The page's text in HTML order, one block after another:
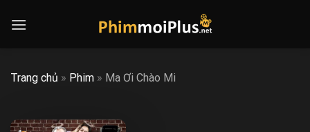
Trang chủ » Phim » Ma Ơi Chào Mi